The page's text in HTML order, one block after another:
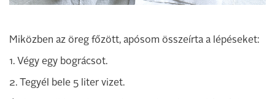
Miközben az öreg főzött, apósom összeírta a lépéseket:
1. Végy egy bográcsot.
2. Tegyél bele 5 liter vizet.